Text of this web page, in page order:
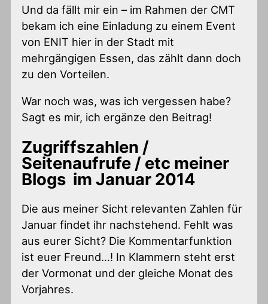
Und da fällt mir ein – im Rahmen der CMT
bekam ich eine Einladung zu einem Event
von ENIT hier in der Stadt mit
mehrgängigen Essen, das zählt dann doch
zu den Vorteilen.
War noch was, was ich vergessen habe?
Sagt es mir, ich ergänze den Beitrag!
Zugriffszahlen /
Seitenaufrufe / etc meiner
Blogs im Januar 2014
Die aus meiner Sicht relevanten Zahlen für
Januar findet ihr nachstehend. Fehlt was
aus eurer Sicht? Die Kommentarfunktion
ist euer Freund…! In Klammern steht erst
der Vormonat und der gleiche Monat des
Vorjahres.